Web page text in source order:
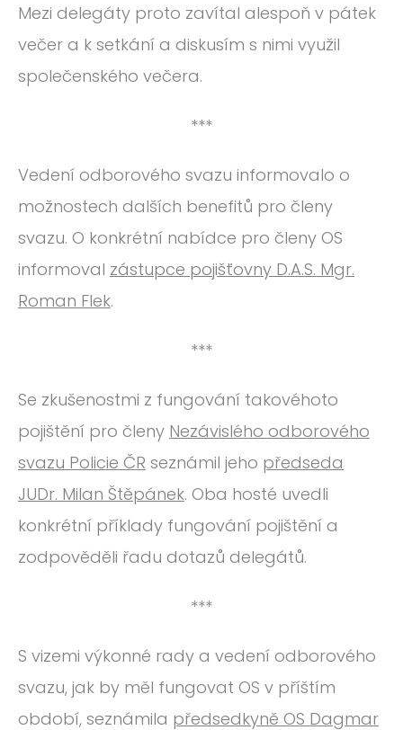
Mezi delegáty proto zavítal alespoň v pátek
večer a k setkání a diskusím s nimi využil
společenského večera.
***
Vedení odborového svazu informovalo o
možnostech dalších benefitů pro členy
svazu. O konkrétní nabídce pro členy OS
informoval zástupce pojišťovny D.A.S. Mgr.
Roman Flek.
***
Se zkušenostmi z fungování takovéhoto
pojištění pro členy Nezávislého odborového
svazu Policie ČR seznámil jeho předseda
JUDr. Milan Štěpánek. Oba hosté uvedli
konkrétní příklady fungování pojištění a
zodpověděli řadu dotazů delegátů.
***
S vizemi výkonné rady a vedení odborového
svazu, jak by měl fungovat OS v příštím
období, seznámila předsedkyně OS Dagmar